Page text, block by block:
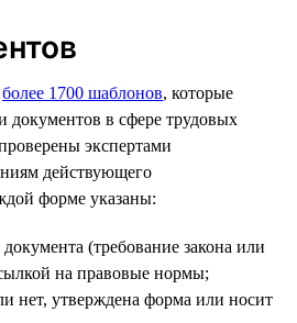
более 1700 шаблонов, которые
документов в сфере трудовых
экспертами
действующего
форме указаны:
(требование закона или
на правовые нормы;
нет, утверждена форма или носит